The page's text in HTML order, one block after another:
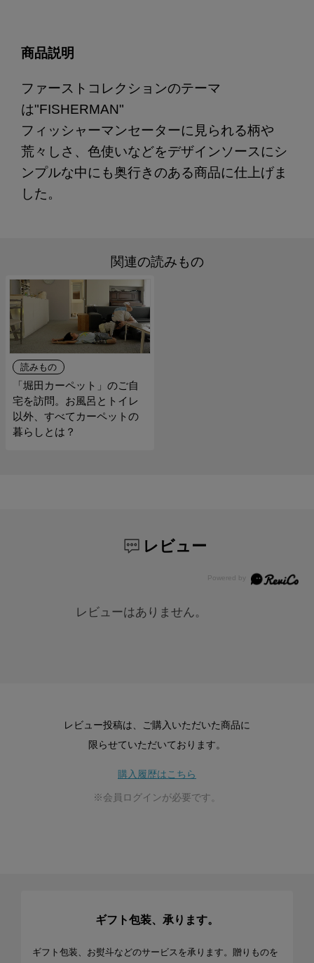
商品説明
ファーストコレクションのテーマ
は"FISHERMAN"
フィッシャーマンセーターに見られる柄や
荒々しさ、色使いなどをデザインソースにシ
ンプルな中にも奥行きのある商品に仕上げま
した。
関連の読みもの
読みもの
「堀田カーペット」のご自
宅を訪問。お風呂とトイレ
以外、すべてカーペットの
暮らしとは？
レビュー
レビューはありません。
レビュー投稿は、ご購入いただいた商品に
限らせていただいております。
購入履歴はこちら
※会員ログインが必要です。
ギフト包装、承ります。
ギフト包装、お熨斗などのサービスを承ります。贈りものを